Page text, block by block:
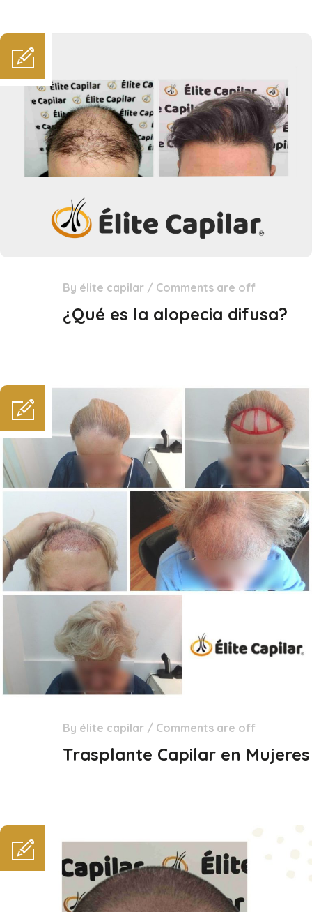
By élite capilar / Comments are off
¿Qué es la alopecia difusa?
By élite capilar / Comments are off
Trasplante Capilar en Mujeres